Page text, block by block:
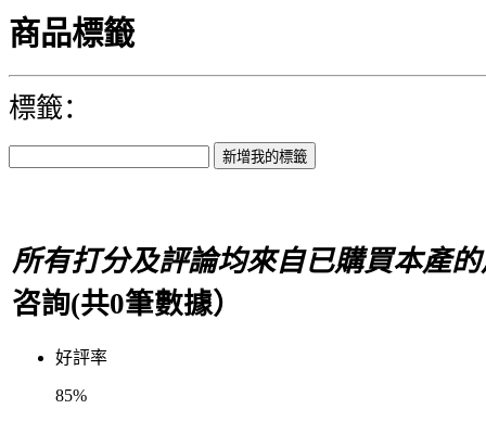
商品標籤
標籤：
所有打分及評論均來自已購買本產
咨詢(共0筆數據）
好評率
85%